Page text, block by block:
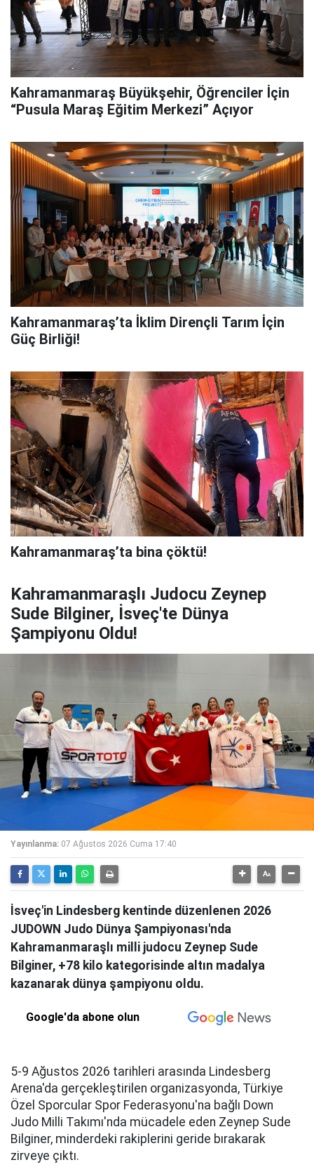
Kahramanmaraş Büyükşehir, Öğrenciler İçin
“Pusula Maraş Eğitim Merkezi” Açıyor
Kahramanmaraş’ta İklim Dirençli Tarım İçin
Güç Birliği!
Kahramanmaraş’ta bina çöktü!
Kahramanmaraşlı Judocu Zeynep
Sude Bilginer, İsveç'te Dünya
Şampiyonu Oldu!
Yayınlanma: 07 Ağustos 2026 Cuma 17:40
İsveç'in Lindesberg kentinde düzenlenen 2026
JUDOWN Judo Dünya Şampiyonası'nda
Kahramanmaraşlı milli judocu Zeynep Sude
Bilginer, +78 kilo kategorisinde altın madalya
kazanarak dünya şampiyonu oldu.
Google'da abone olun
5-9 Ağustos 2026 tarihleri arasında Lindesberg
Arena'da gerçekleştirilen organizasyonda, Türkiye
Özel Sporcular Spor Federasyonu'na bağlı Down
Judo Milli Takımı'nda mücadele eden Zeynep Sude
Bilginer, minderdeki rakiplerini geride bırakarak
zirveye çıktı.